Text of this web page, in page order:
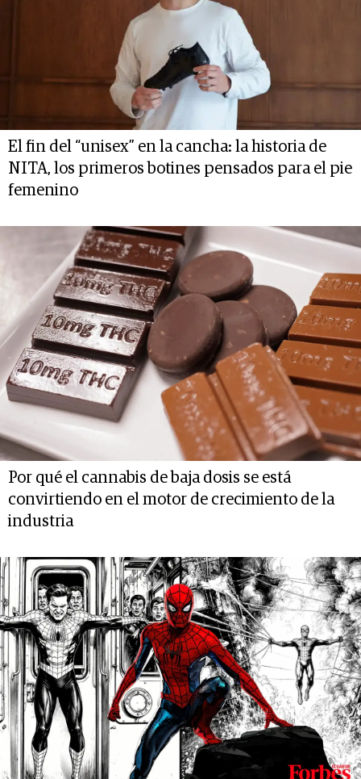
El fin del “unisex” en la cancha: la historia de
NITA, los primeros botines pensados para el pie
femenino
Por qué el cannabis de baja dosis se está
convirtiendo en el motor de crecimiento de la
industria